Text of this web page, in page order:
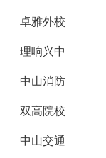
卓雅外校
理响兴中
中山消防
双高院校
中山交通